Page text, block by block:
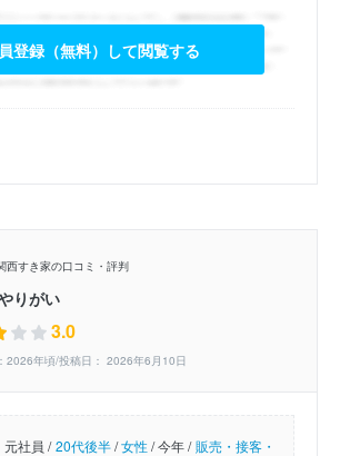
登録（無料）して閲覧する
西すき家の口コミ・評判
りがい
3.0
2026年頃/投稿日： 2026年6月10日
元社員 / 20代後半/女性/今年 / 販売・接客・